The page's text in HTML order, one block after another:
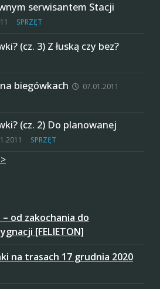
serwisantem Stacji
SPRZĘT
(cz. 3) Z łuską czy bez?
biegówkach
07.01.2011
(cz. 2) Do planowanej
SPRZĘT
– od zakochania do
[FELIETON]
na trasach 17 grudnia 2020